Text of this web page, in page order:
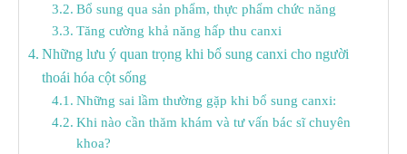
Bổ sung qua sản phẩm, thực phẩm chức năng
Tăng cường khả năng hấp thu canxi
Những lưu ý quan trọng khi bổ sung canxi cho người
thoái hóa cột sống
Những sai lầm thường gặp khi bổ sung canxi:
Khi nào cần thăm khám và tư vấn bác sĩ chuyên
khoa?